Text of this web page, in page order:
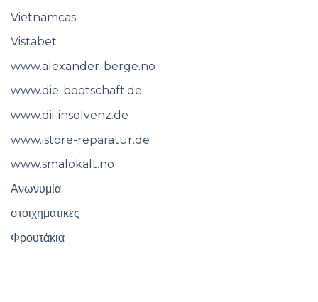
Vietnamcas
Vistabet
www.alexander-berge.no
www.die-bootschaft.de
www.dii-insolvenz.de
www.istore-reparatur.de
www.smalokalt.no
Ανωνυμία
στοιχηματικες
Φρουτάκια